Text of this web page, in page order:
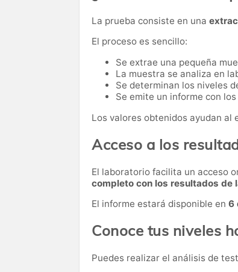
La prueba consiste en una
El proceso es sencillo:
Se extrae una pequeña
La muestra se analiza en
Se determinan los niveles
Se emite un informe con
Los valores obtenidos ayudan
Acceso a los
El laboratorio facilita un acceso
completo con los resultados de
El informe estará disponible en 6
Conoce tus niveles
Puedes realizar el análisis de